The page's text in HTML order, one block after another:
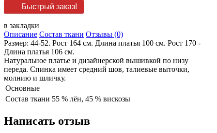
Быстрый заказ!
в закладки
Описание Состав ткани Отзывы (0)
Размер: 44-52. Рост 164 см. Длина платья 100 см. Рост 170 -
Длина платья 106 см.
Натуральное платье и дизайнерской вышивкой по низу
переда. Спинка имеет средний шов, талиевые выточки,
молнию и шличку.
Основные
Состав ткани 55 % лён, 45 % вискозы
Написать отзыв